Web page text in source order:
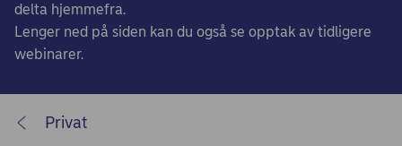
delta hjemmefra.
Lenger ned på siden kan du også se opptak av tidligere
webinarer.
Privat